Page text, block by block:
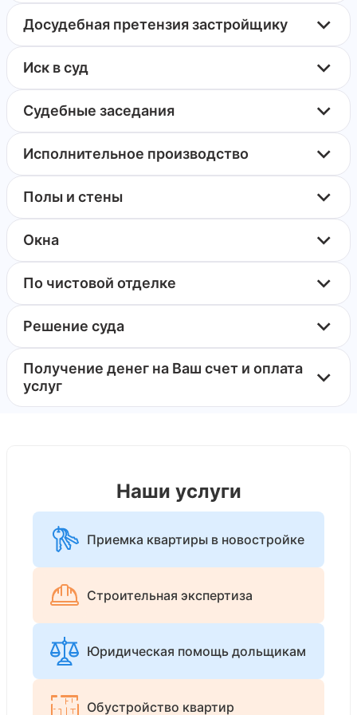
Досудебная претензия застройщику
Иск в суд
Судебные заседания
Исполнительное производство
Полы и стены
Окна
По чистовой отделке
Решение суда
Получение денег на Ваш счет и оплата
услуг
Наши услуги
Приемка квартиры в новостройке
Строительная экспертиза
Юридическая помощь дольщикам
Обустройство квартир